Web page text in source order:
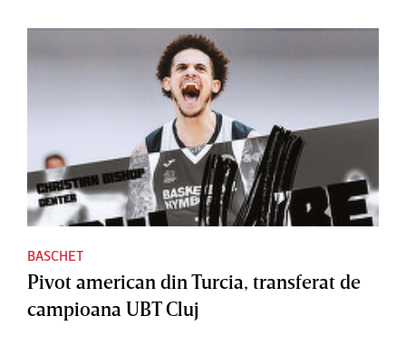
BASCHET
Pivot american din Turcia, transferat de
campioana UBT Cluj